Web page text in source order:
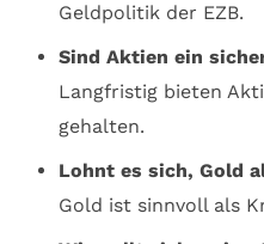
Geldpolitik der EZB.
Sind Aktien ein
Langfristig bieten
gehalten.
Lohnt es sich, Gold
Gold ist sinnvoll als